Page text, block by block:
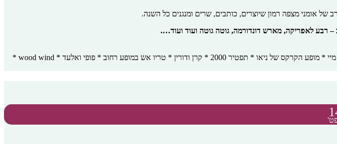
של אומני מצפה רמון שיוצרים, כותבים, שרים ומנגנים כל השנה.
רבע לאפריקה, מארש דונדורמה, גוטה גוטה ועוד ועוד….
מאיה מייתרי * ליאור שיר-רן טריו * שמוליק קראוט והעבדות * אמזונייט * קמט בזמן עם ערן שפי ותומר ביטון * מיי * מופע הקרקס של ניאו * תפטיר 2000 * קרן ודורין * טריו אש במופע רחוב * פופי ואלעד * wood wind *